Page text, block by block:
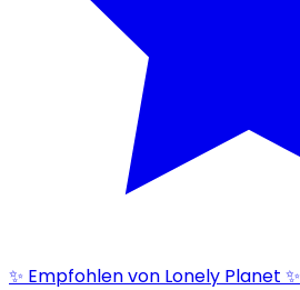
✨ Empfohlen von Lonely Planet ✨